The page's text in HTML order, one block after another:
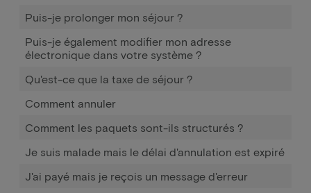
Puis-je prolonger mon séjour ?
Puis-je également modifier mon adresse
électronique dans votre système ?
Qu'est-ce que la taxe de séjour ?
Comment annuler
Comment les paquets sont-ils structurés ?
Je suis malade mais le délai d'annulation est expiré
J'ai payé mais je reçois un message d'erreur